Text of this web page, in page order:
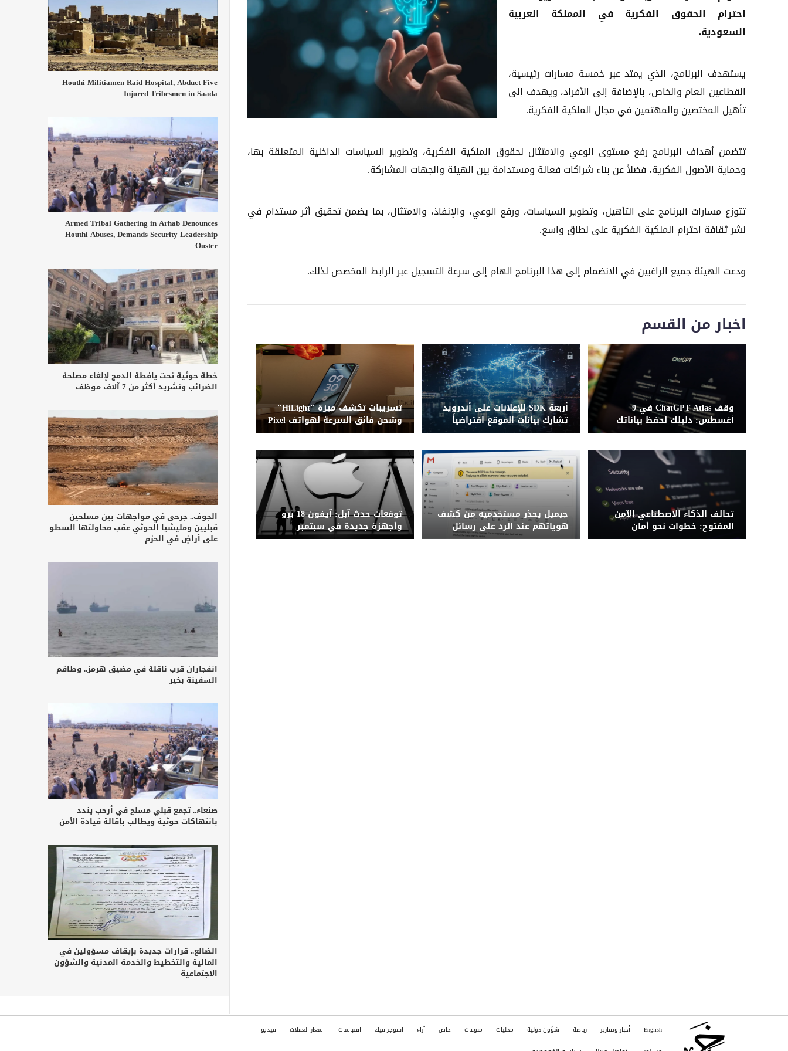
احترام الحقوق الفكرية في المملكة العربية
السعودية.
يستهدف البرنامج، الذي يمتد عبر خمسة مسارات رئيسية،
القطاعين العام والخاص، بالإضافة إلى الأفراد، ويهدف إلى
تأهيل المختصين والمهتمين في مجال الملكية الفكرية.
تتضمن أهداف البرنامج رفع مستوى الوعي والامتثال لحقوق الملكية الفكرية، وتطوير السياسات الداخلية المتعلقة بها،
وحماية الأصول الفكرية، فضلاً عن بناء شراكات فعالة ومستدامة بين الهيئة والجهات المشاركة.
تتوزع مسارات البرنامج على التأهيل، وتطوير السياسات، ورفع الوعي، والإنفاذ، والامتثال، بما يضمن تحقيق أثر مستدام في
نشر ثقافة احترام الملكية الفكرية على نطاق واسع.
ودعت الهيئة جميع الراغبين في الانضمام إلى هذا البرنامج الهام إلى سرعة التسجيل عبر الرابط المخصص لذلك.
اخبار من القسم
وقف ChatGPT Atlas في 9
أغسطس: دليلك لحفظ بياناتك
قبل فوات الأوان
أربعة SDK للإعلانات على أندرويد
تشارك بيانات الموقع افتراضياً
تسريبات تكشف ميزة "HiLight"
وشحن فائق السرعة لهواتف Pixel
11
تحالف الذكاء الاصطناعي الآمن
المفتوح: خطوات نحو أمان
مؤسسي معزز
جيميل يحذر مستخدميه من كشف
هوياتهم عند الرد على رسائل
BCC
توقعات حدث آبل: آيفون 18 برو
وأجهزة جديدة في سبتمبر
Houthi Militiamen Raid Hospital, Abduct Five
Injured Tribesmen in Saada
Armed Tribal Gathering in Arhab Denounces
Houthi Abuses, Demands Security Leadership
Ouster
خطة حوثية تحت يافطة الدمج لإلغاء مصلحة
الضرائب وتشريد أكثر من 7 آلاف موظف
الجوف.. جرحى في مواجهات بين مسلحين
قبليين ومليشيا الحوثي عقب محاولتها السطو
على أراضٍ في الحزم
انفجاران قرب ناقلة في مضيق هرمز.. وطاقم
السفينة بخير
صنعاء.. تجمع قبلي مسلح في أرحب يندد
بانتهاكات حوثية ويطالب بإقالة قيادة الأمن
الضالع.. قرارات جديدة بإيقاف مسؤولين في
المالية والتخطيط والخدمة المدنية والشؤون
الاجتماعية
English أخبار وتقارير رياضة شؤون دولية محليات منوعات خاص آراء انفوجرافيك اقتباسات اسعار العملات فيديو